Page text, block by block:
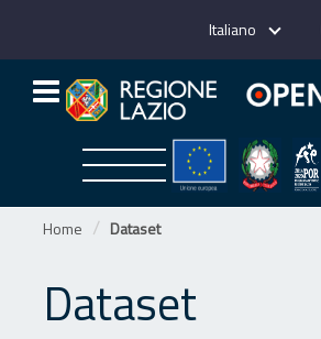
Italiano
Home Dataset
Dataset